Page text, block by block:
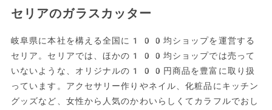
セリアのガラスカッター
岐阜県に本社を構える全国に100均ショップを運営する
セリア。セリアでは、ほかの100均ショップでは売って
いないような、オリジナルの100円商品を豊富に取り扱
っています。アクセサリー作りやネイル、化粧品にキッチン
グッズなど、女性から人気のかわいらしくてカラフルでおし